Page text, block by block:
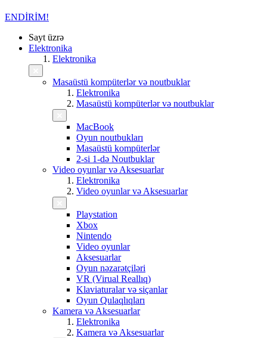
ENDİRİM!
Sayt üzrə
Elektronika
Elektronika
Masaüstü kompüterlər və noutbuklar
Elektronika
Masaüstü kompüterlər və noutbuklar
MacBook
Oyun noutbukları
Masaüstü kompüterlər
2-si 1-də Noutbuklar
Video oyunlar və Aksesuarlar
Elektronika
Video oyunlar və Aksesuarlar
Playstation
Xbox
Nintendo
Video oyunlar
Aksesuarlar
Oyun nəzarətçiləri
VR (Virual Reallıq)
Klaviaturalar və siçanlar
Oyun Qulaqlıqları
Kamera və Aksesuarlar
Elektronika
Kamera və Aksesuarlar